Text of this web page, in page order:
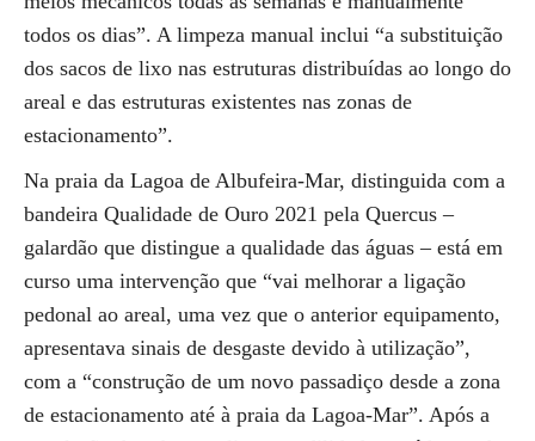
todos os dias”. A limpeza manual inclui “a substituição
dos sacos de lixo nas estruturas distribuídas ao longo do
areal e das estruturas existentes nas zonas de
estacionamento”.
Na praia da Lagoa de Albufeira-Mar, distinguida com a
bandeira Qualidade de Ouro 2021 pela Quercus –
galardão que distingue a qualidade das águas – está em
curso uma intervenção que “vai melhorar a ligação
pedonal ao areal, uma vez que o anterior equipamento,
apresentava sinais de desgaste devido à utilização”,
com a “construção de um novo passadiço desde a zona
de estacionamento até à praia da Lagoa-Mar”. Após a